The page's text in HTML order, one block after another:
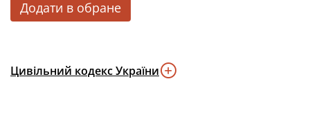
Додати в обране
Цивільний кодекс України